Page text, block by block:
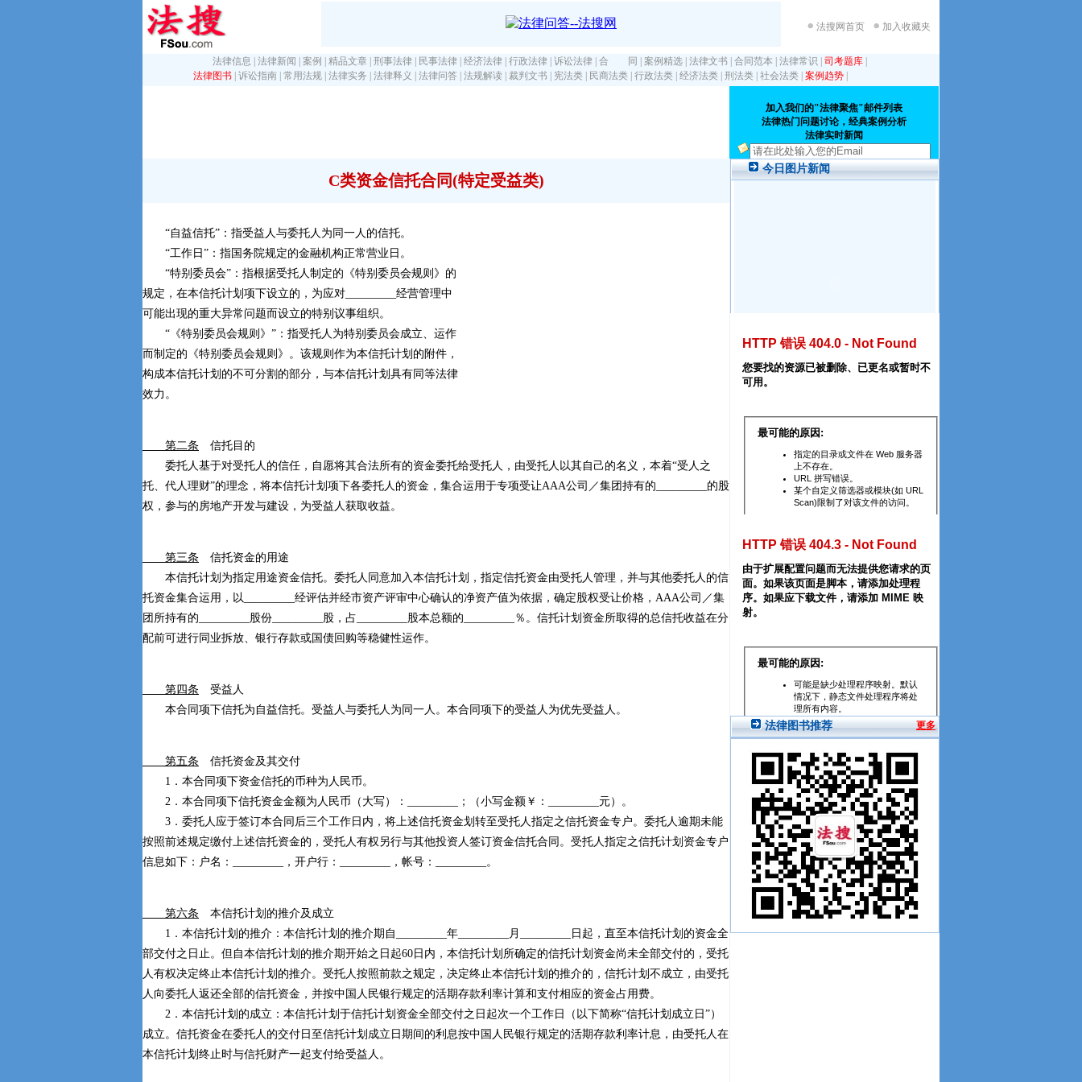
加入收藏夹
法搜网首页
法律信息 法律新闻 案例 精品文章 刑事法律 民事法律 经济法律 行政法律 诉讼法律 合 同 案例精选 法律文书 合同范本 法律常识 司考题库
法律图书 诉讼指南 常用法规 法律实务 法律释义 法律问答 法规解读 裁判文书 宪法类 民商法类 行政法类 经济法类 刑法类 社会法类 案例趋势
C类资金信托合同(特定受益类)
“自益信托”：指受益人与委托人为同一人的信托。
“工作日”：指国务院规定的金融机构正常营业日。
“特别委员会”：指根据受托人制定的《特别委员会规则》的
规定，在本信托计划项下设立的，为应对_________经营管理中
可能出现的重大异常问题而设立的特别议事组织。
“《特别委员会规则》”：指受托人为特别委员会成立、运作
而制定的《特别委员会规则》。该规则作为本信托计划的附件，
构成本信托计划的不可分割的部分，与本信托计划具有同等法律
效力。
第二条 信托目的
委托人基于对受托人的信任，自愿将其合法所有的资金委托给受托人，由受托人以其自己的名义，本着“受人之
托、代人理财”的理念，将本信托计划项下各委托人的资金，集合运用于专项受让AAA公司／集团持有的_________的股
权，参与的房地产开发与建设，为受益人获取收益。
第三条 信托资金的用途
本信托计划为指定用途资金信托。委托人同意加入本信托计划，指定信托资金由受托人管理，并与其他委托人的信
托资金集合运用，以_________经评估并经市资产评审中心确认的净资产值为依据，确定股权受让价格，AAA公司／集
团所持有的_________股份_________股，占_________股本总额的_________％。信托计划资金所取得的总信托收益在分
配前可进行同业拆放、银行存款或国债回购等稳健性运作。
第四条 受益人
本合同项下信托为自益信托。受益人与委托人为同一人。本合同项下的受益人为优先受益人。
第五条 信托资金及其交付
1．本合同项下资金信托的币种为人民币。
2．本合同项下信托资金金额为人民币（大写）：_________；（小写金额￥：_________元）。
3．委托人应于签订本合同后三个工作日内，将上述信托资金划转至受托人指定之信托资金专户。委托人逾期未能
按照前述规定缴付上述信托资金的，受托人有权另行与其他投资人签订资金信托合同。受托人指定之信托计划资金专户
信息如下：户名：_________，开户行：_________，帐号：_________。
第六条 本信托计划的推介及成立
1．本信托计划的推介：本信托计划的推介期自_________年_________月_________日起，直至本信托计划的资金全
部交付之日止。但自本信托计划的推介期开始之日起60日内，本信托计划所确定的信托计划资金尚未全部交付的，受托
人有权决定终止本信托计划的推介。受托人按照前款之规定，决定终止本信托计划的推介的，信托计划不成立，由受托
人向委托人返还全部的信托资金，并按中国人民银行规定的活期存款利率计算和支付相应的资金占用费。
2．本信托计划的成立：本信托计划于信托计划资金全部交付之日起次一个工作日（以下简称“信托计划成立日”）
成立。信托资金在委托人的交付日至信托计划成立日期间的利息按中国人民银行规定的活期存款利率计息，由受托人在
本信托计划终止时与信托财产一起支付给受益人。